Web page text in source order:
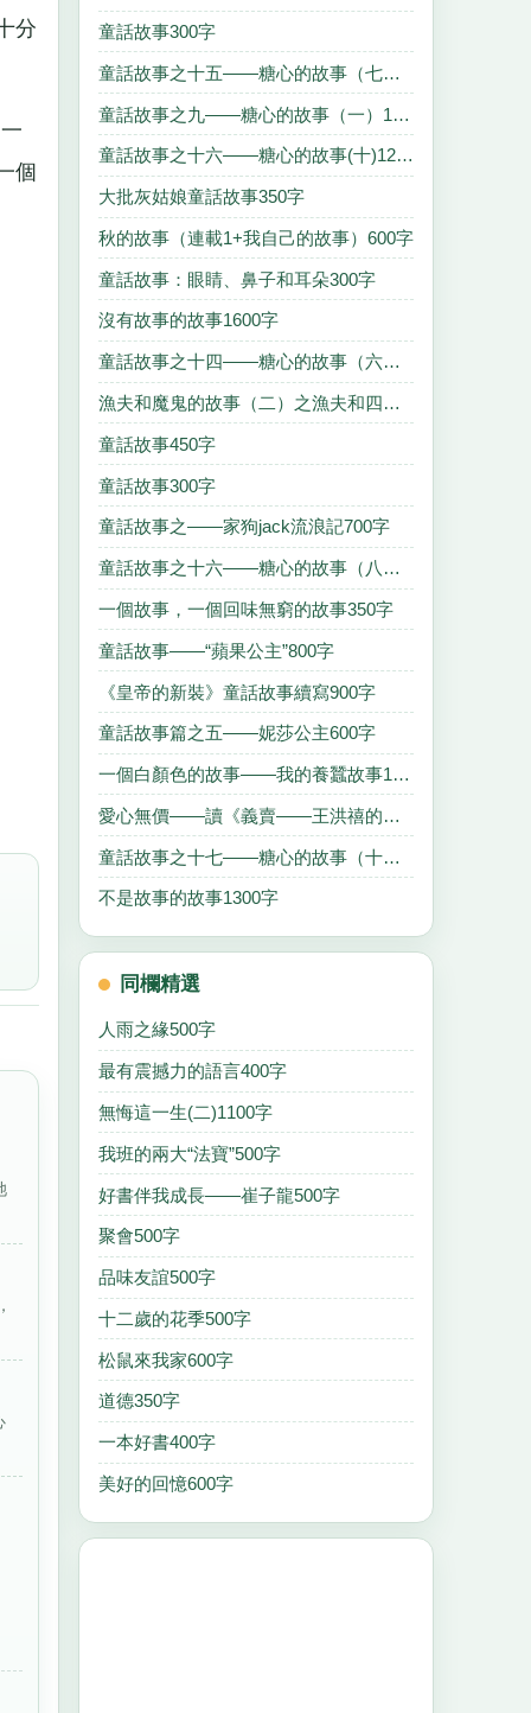
分
個
童話故事300字
童話故事之十五——糖心的故事（七）1100字
童話故事之九——糖心的故事（一）100字
童話故事之十六——糖心的故事(十)1200字
大批灰姑娘童話故事350字
秋的故事（連載1+我自己的故事）600字
童話故事：眼睛、鼻子和耳朵300字
沒有故事的故事1600字
童話故事之十四——糖心的故事（六）1300字
漁夫和魔鬼的故事（二）之漁夫和四色魚的故事(轉2600字
童話故事450字
童話故事300字
童話故事之——家狗jack流浪記700字
童話故事之十六——糖心的故事（八）600字
一個故事，一個回味無窮的故事350字
童話故事——“蘋果公主”800字
《皇帝的新裝》童話故事續寫900字
童話故事篇之五——妮莎公主600字
一個白顏色的故事——我的養蠶故事1000字
愛心無價——讀《義賣——王洪禧的故事》有感600字
童話故事之十七——糖心的故事（十一）800字
不是故事的故事1300字
同欄精選
人雨之緣500字
最有震撼力的語言400字
無悔這一生(二)1100字
我班的兩大“法寶”500字
好書伴我成長——崔子龍500字
聚會500字
品味友誼500字
十二歲的花季500字
松鼠來我家600字
道德350字
一本好書400字
美好的回憶600字